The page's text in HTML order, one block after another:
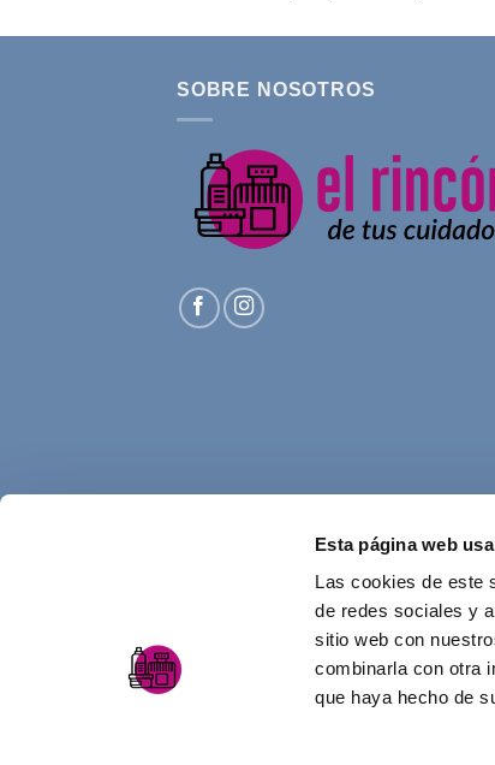
Esta página web
Las cookies de este
de redes sociales y
sitio web con
combinarla con otra
que haya hecho de
SOBRE NOSOTROS